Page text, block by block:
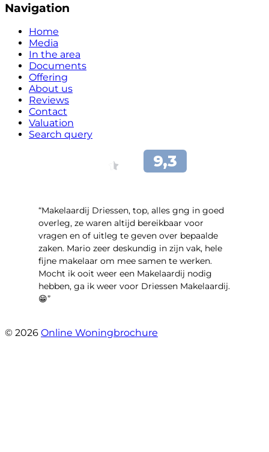
Navigation
Home
Media
In the area
Documents
Offering
About us
Reviews
Contact
Valuation
Search query
“Makelaardij Driessen, top, alles gng in goed
overleg, ze waren altijd bereikbaar voor
vragen en of uitleg te geven over bepaalde
zaken. Mario zeer deskundig in zijn vak, hele
fijne makelaar om mee samen te werken.
Mocht ik ooit weer een Makelaardij nodig
hebben, ga ik weer voor Driessen Makelaardij.
😁”
© 2026 Online Woningbrochure